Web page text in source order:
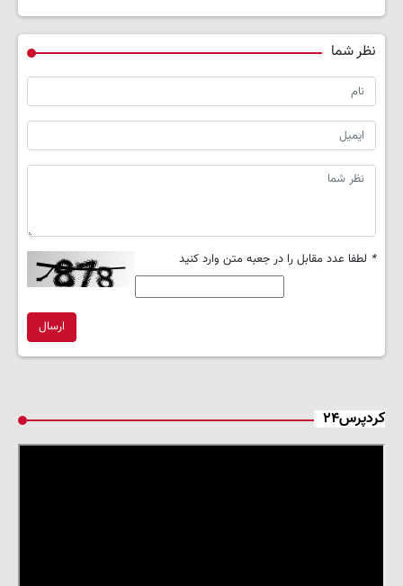
نظر شما
* لطفا عدد مقابل را در جعبه متن وارد کنید
ارسال
کردپرس۲۴